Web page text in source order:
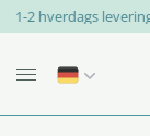
1-2 hverdags